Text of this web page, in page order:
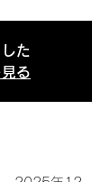
た
る